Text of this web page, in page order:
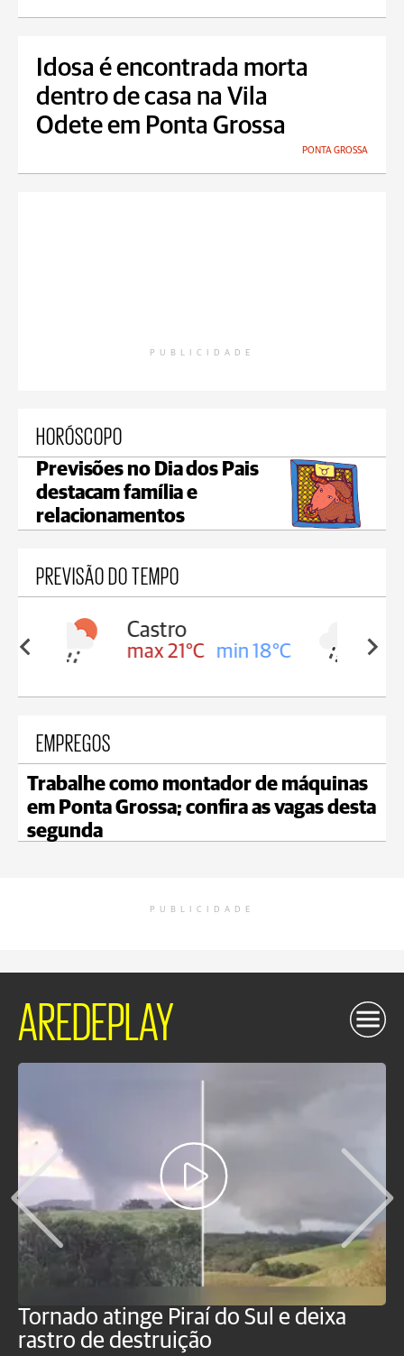
Idosa é encontrada morta
dentro de casa na Vila
Odete em Ponta Grossa
PONTA GROSSA
PUBLICIDADE
HORÓSCOPO
Previsões no Dia dos Pais
destacam família e
relacionamentos
PREVISÃO DO TEMPO
18°C
Carambeí
max 20°C min 18°C
EMPREGOS
Trabalhe como montador de máquinas
em Ponta Grossa; confira as vagas desta
segunda
PUBLICIDADE
AREDEPLAY
Tornado atinge Piraí do Sul e deixa
rastro de destruição